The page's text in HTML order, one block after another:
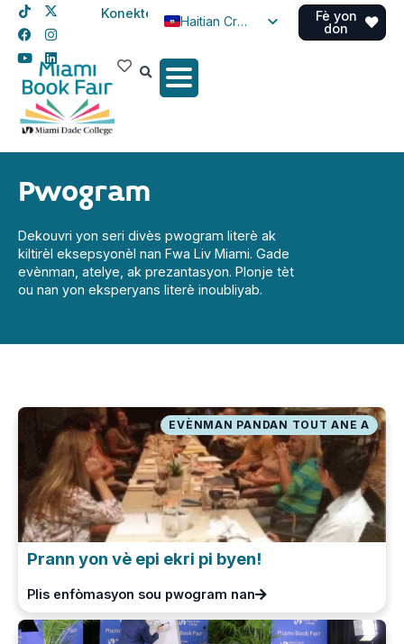
Konekte
Haitian Creole
Spanish
Fè yon
don
Pwogram
Dekouvri yon seri divès pwogram literè ak
kiltirèl eksepsyonèl nan Fwa Liv Miami. Gade
evènman, atelye, ak prezantasyon. Plonje tèt
ou nan yon eksperyans literè inoubliyab.
EVÈNMAN PANDAN TOUT ANE A
Prann yon vè epi ekri pi byen!
Plis enfòmasyon sou pwogram nan